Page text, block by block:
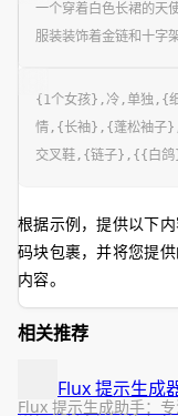
一个穿着白色长裙的天
服装装饰着金链和十字
{1个女孩},冷,单独,{
情,{长袖},{蓬松袖子
交叉鞋,{链子},{{白
根据示例，提供以下
码块包裹，并将您提
内容。
相关推荐
Flux 提示生成
Flux 提示生成助手：